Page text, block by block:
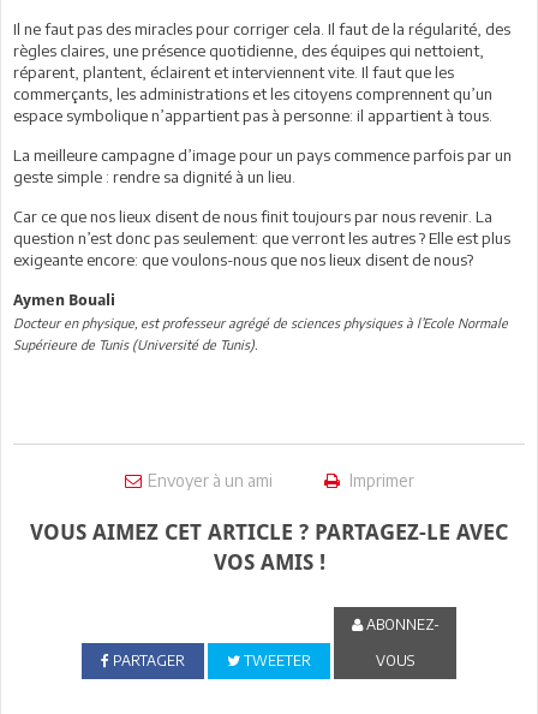
Il ne faut pas des miracles pour corriger cela. Il faut de la régularité, des
règles claires, une présence quotidienne, des équipes qui nettoient,
réparent, plantent, éclairent et interviennent vite. Il faut que les
commerçants, les administrations et les citoyens comprennent qu’un
espace symbolique n’appartient pas à personne: il appartient à tous.
La meilleure campagne d’image pour un pays commence parfois par un
geste simple : rendre sa dignité à un lieu.
Car ce que nos lieux disent de nous finit toujours par nous revenir. La
question n’est donc pas seulement: que verront les autres ? Elle est plus
exigeante encore: que voulons-nous que nos lieux disent de nous?
Aymen Bouali
Docteur en physique, est professeur agrégé de sciences physiques à l’Ecole Normale
Supérieure de Tunis (Université de Tunis).
Envoyer à un ami Imprimer
VOUS AIMEZ CET ARTICLE ? PARTAGEZ-LE AVEC
VOS AMIS !
PARTAGER TWEETER
ABONNEZ-
VOUS